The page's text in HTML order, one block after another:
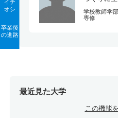
イチ
オシ
卒業後
の進路
学校教師学
専修
最近見た大学
この機能